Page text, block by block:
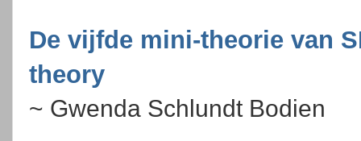
De vijfde mini-theorie van
theory
~ Gwenda Schlundt Bodien